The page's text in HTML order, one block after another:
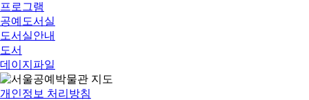
프로그램
공예도서실
도서실안내
도서
데이지파일
개인정보 처리방침